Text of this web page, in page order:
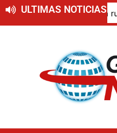
ULTIMAS NOTICIAS
rural de Riohacha